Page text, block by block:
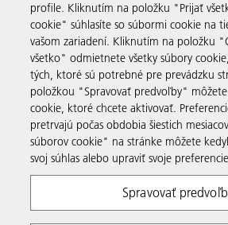
Podpora a kontakt
Zdroje
sledujte nás
profile. Kliknutím na položku "Prijať
cookie" súhlasíte so súbormi cookie na
vašom zariadení. Kliknutím na položku
všetko" odmietnete všetky súbory
tých, ktoré sú potrebné pre prevádzku
položkou "Spravovať predvoľby"
cookie, ktoré chcete aktivovať.
pretrvajú počas obdobia šiestich
súborov cookie" na stránke môžete
svoj súhlas alebo upraviť svoje
Spravovať